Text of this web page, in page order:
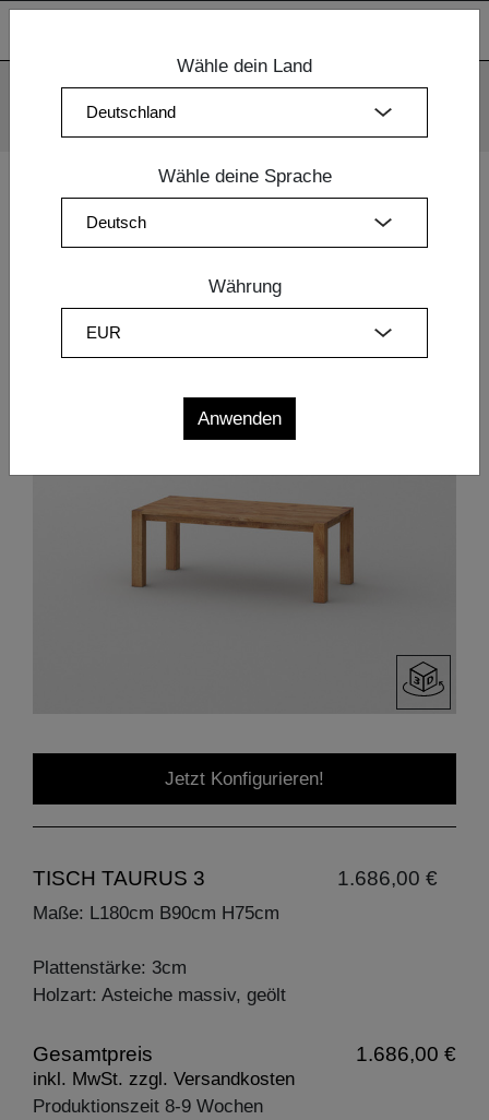
Webseiten sind Sie mit dem Einsatz der Cookies einverstanden.
Esszimmermöbel
Jetzt Konfigurieren!
TISCH TAURUS 3 1.686,00 €
Maße: L180cm B90cm H75cm
Plattenstärke: 3cm
Holzart: Asteiche massiv, geölt
Gesamtpreis 1.686,00 €
inkl. MwSt. zzgl. Versandkosten
Produktionszeit 8-9 Wochen
Wähle dein Land
Wähle deine Sprache
Währung